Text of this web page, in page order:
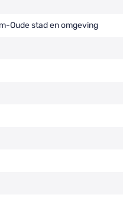
Oude stad en omgeving